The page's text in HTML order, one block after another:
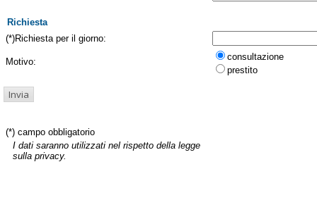
Richiesta
(*)Richiesta per il giorno:
Motivo:
consultazione
prestito
(*) campo obbligatorio
I dati saranno utilizzati nel rispetto della legge
sulla privacy.